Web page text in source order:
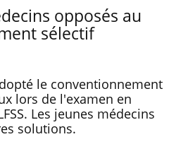
opposés au
sélectif
le conventionnement
lors de l'examen en
Les jeunes médecins
solutions.